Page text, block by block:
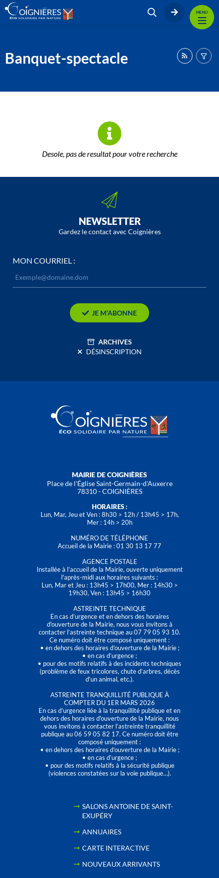
MENU
Banquet-spectacle
Desole, pas de resultat pour votre recherche
NEWSLETTER
Gardez le contact avec Coignières
MON COURRIEL :
JE M’ABONNE
ARCHIVES
DÉSINSCRIPTION
MAIRIE DE COIGNIÈRES
Place de l'Église Saint-Germain-d'Auxerre
78310 - COIGNIÈRES
HORAIRES :
Lun, Mar, Jeu et Ven : 8h30 > 12h / 13h45 > 17h,
Mer : 14h > 20h
NUMÉRO DE TÉLÉPHONE
Accueil de la Mairie : 01 30 13 17 77
AGENCE POSTALE
Installée à l’accueil de la Mairie, ouverte uniquement
l'après-midi aux horaires suivants :
Lun, Mar et Jeu : 13h45 > 17h00, Mer : 14h30 >
19h30, Ven : 13h45 > 16h30
ASTREINTE TECHNIQUE
En cas d’urgence et en dehors des horaires
d'ouverture de la Mairie, nous vous invitons à
contacter l’astreinte technique au 07 79 05 93 10.
Ce numéro doit être composé uniquement :
• en dehors des horaires d’ouverture de la Mairie ;
• en cas d’urgence ;
• pour des motifs relatifs à des incidents techniques
(problème de feux tricolores, chute d’arbres, décès
d’un animal, etc.).
ASTREINTE TRANQUILLITÉ PUBLIQUE À
COMPTER DU 1ER MARS 2026
En cas d’urgence liée à la tranquillité publique et en
dehors des horaires d'ouverture de la Mairie, nous
vous invitons à contacter l’astreinte tranquillité
publique au 06 59 05 82 17. Ce numéro doit être
composé uniquement :
• en dehors des horaires d’ouverture de la Mairie ;
• en cas d’urgence ;
• pour des motifs relatifs à la sécurité publique
(violences constatées sur la voie publique…).
SALONS ANTOINE DE SAINT-
EXUPÉRY
ANNUAIRES
CARTE INTERACTIVE
NOUVEAUX ARRIVANTS